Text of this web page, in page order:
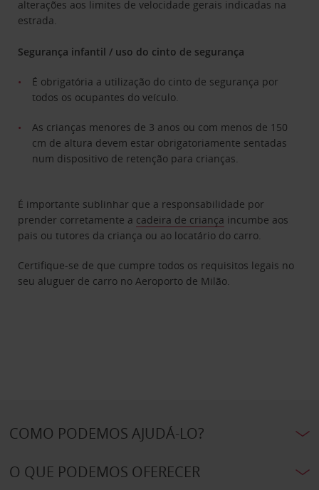
alterações aos limites de velocidade gerais indicadas na
estrada.
Segurança infantil / uso do cinto de segurança
É obrigatória a utilização do cinto de segurança por
todos os ocupantes do veículo.
As crianças menores de 3 anos ou com menos de 150
cm de altura devem estar obrigatoriamente sentadas
num dispositivo de retenção para crianças.
É importante sublinhar que a responsabilidade por
prender corretamente a cadeira de criança incumbe aos
pais ou tutores da criança ou ao locatário do carro.
Certifique-se de que cumpre todos os requisitos legais no
seu aluguer de carro no Aeroporto de Milão.
COMO PODEMOS AJUDÁ-LO?
O QUE PODEMOS OFERECER